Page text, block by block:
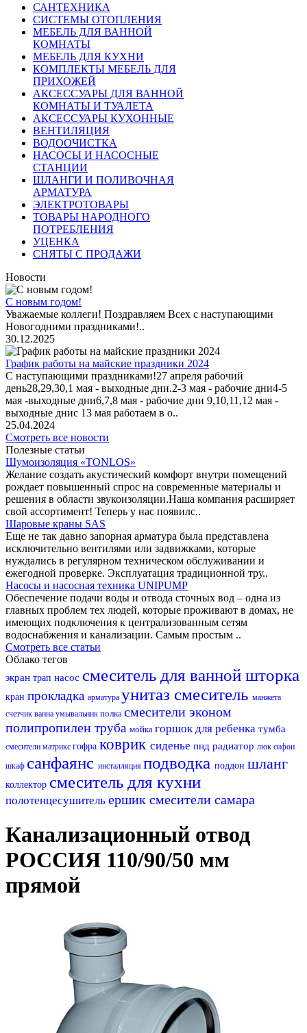
САНТЕХНИКА
СИСТЕМЫ ОТОПЛЕНИЯ
МЕБЕЛЬ ДЛЯ ВАННОЙ
КОМНАТЫ
МЕБЕЛЬ ДЛЯ КУХНИ
КОМПЛЕКТЫ МЕБЕЛЬ ДЛЯ
ПРИХОЖЕЙ
АКСЕССУАРЫ ДЛЯ ВАННОЙ
КОМНАТЫ И ТУАЛЕТА
АКСЕССУАРЫ КУХОННЫЕ
ВЕНТИЛЯЦИЯ
ВОДООЧИСТКА
НАСОСЫ И НАСОСНЫЕ
СТАНЦИИ
ШЛАНГИ И ПОЛИВОЧНАЯ
АРМАТУРА
ЭЛЕКТРОТОВАРЫ
ТОВАРЫ НАРОДНОГО
ПОТРЕБЛЕНИЯ
УЦЕНКА
СНЯТЫ С ПРОДАЖИ
Новости
С новым годом!
Уважаемые коллеги! Поздравляем Всех с наступающими
Новогодними праздниками!..
30.12.2025
График работы на майские праздники 2024
С наступающими праздниками!27 апреля рабочий
день28,29,30,1 мая - выходные дни.2-3 мая - рабочие дни4-5
мая -выходные дни6,7,8 мая - рабочие дни 9,10,11,12 мая -
выходные днис 13 мая работаем в о..
25.04.2024
Смотреть все новости
Полезные статьи
Шумоизоляция «TONLOS»
Желание создать акустический комфорт внутри помещений
рождает повышенный спрос на современные материалы и
решения в области звукоизоляции.Наша компания расширяет
свой ассортимент! Теперь у нас появилс..
Шаровые краны SAS
Еще не так давно запорная арматура была представлена
исключительно вентилями или задвижками, которые
нуждались в регулярном техническом обслуживании и
ежегодной проверке. Эксплуатация традиционной тру..
Насосы и насосная техника UNIPUMP
Обеспечение подачи воды и отвода сточных вод – одна из
главных проблем тех людей, которые проживают в домах, не
имеющих подключения к централизованным сетям
водоснабжения и канализации. Самым простым ..
Смотреть все статьи
Облако тегов
экран трап насос смеситель для ванной шторка
кран прокладка арматура унитаз смеситель манжета
счетчик ванна умывальник полка смесители эконом
полипропилен труба мойка горшок для ребенка тумба
смесители матрикс гофра коврик сиденье пнд радиатор люк сифон
шкаф санфаянс инсталляция подводка поддон шланг
коллектор смеситель для кухни
полотенцесушитель ершик смесители самара
Канализационный отвод
РОССИЯ 110/90/50 мм
прямой